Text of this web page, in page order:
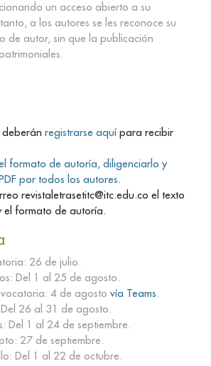
un acceso abierto a su
a los autores se les reconoce su
de autor, sin que la publicación
deberán registrarse aquípara recibir
formato de autoría, diligenciarlo y
por todos los autores.
revistaletrasetitc@itc.edu.co el texto
el formato de autoría.
26 de julio.
Del 1 al 25 de agosto.
4 de agosto vía Teams.
26 al 31 de agosto.
Del 1 al 24 de septiembre.
27 de septiembre.
Del 1 al 22 de octubre.